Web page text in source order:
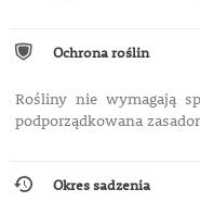
Ochrona roślin
Rośliny nie wymagają
podporządkowana
Okres sadzenia